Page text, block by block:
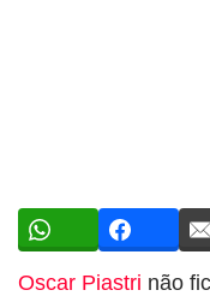
Oscar Piastri não